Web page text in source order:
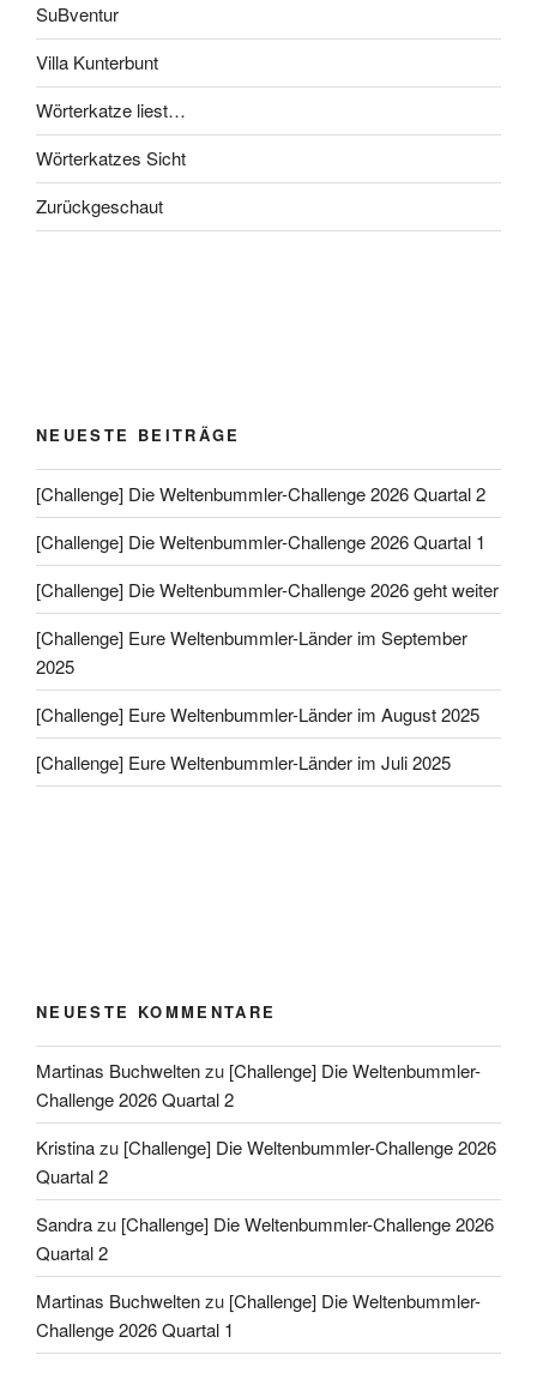
SuBventur
Villa Kunterbunt
Wörterkatze liest…
Wörterkatzes Sicht
Zurückgeschaut
NEUESTE BEITRÄGE
[Challenge] Die Weltenbummler-Challenge 2026 Quartal 2
[Challenge] Die Weltenbummler-Challenge 2026 Quartal 1
[Challenge] Die Weltenbummler-Challenge 2026 geht weiter
[Challenge] Eure Weltenbummler-Länder im September
2025
[Challenge] Eure Weltenbummler-Länder im August 2025
[Challenge] Eure Weltenbummler-Länder im Juli 2025
NEUESTE KOMMENTARE
Martinas Buchweltenzu [Challenge] Die Weltenbummler-
Challenge 2026 Quartal 2
Kristinazu [Challenge] Die Weltenbummler-Challenge 2026
Quartal 2
Sandrazu [Challenge] Die Weltenbummler-Challenge 2026
Quartal 2
Martinas Buchweltenzu [Challenge] Die Weltenbummler-
Challenge 2026 Quartal 1